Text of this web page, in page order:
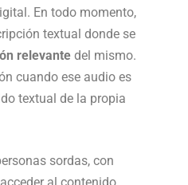
En todo momento,
textual donde se
relevante del mismo.
cuando ese audio es
textual de la propia
sordas, con